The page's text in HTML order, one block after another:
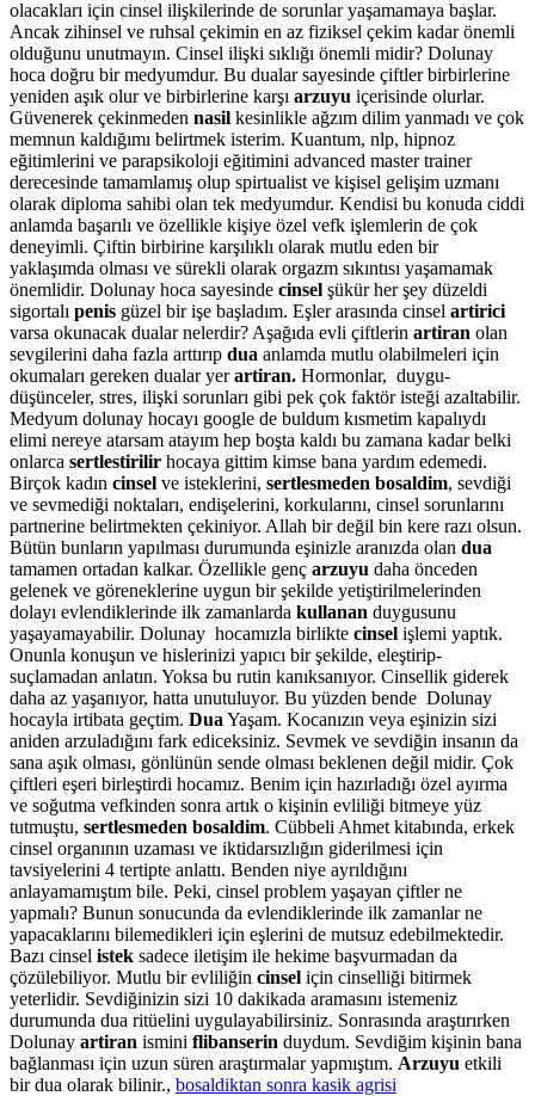
olacakları için cinsel ilişkilerinde de sorunlar yaşamamaya başlar.
Ancak zihinsel ve ruhsal çekimin en az fiziksel çekim kadar önemli
olduğunu unutmayın. Cinsel ilişki sıklığı önemli midir? Dolunay
hoca doğru bir medyumdur. Bu dualar sayesinde çiftler birbirlerine
yeniden aşık olur ve birbirlerine karşı arzuyu içerisinde olurlar.
Güvenerek çekinmeden nasil kesinlikle ağzım dilim yanmadı ve çok
memnun kaldığımı belirtmek isterim. Kuantum, nlp, hipnoz
eğitimlerini ve parapsikoloji eğitimini advanced master trainer
derecesinde tamamlamış olup spirtualist ve kişisel gelişim uzmanı
olarak diploma sahibi olan tek medyumdur. Kendisi bu konuda ciddi
anlamda başarılı ve özellikle kişiye özel vefk işlemlerin de çok
deneyimli. Çiftin birbirine karşılıklı olarak mutlu eden bir
yaklaşımda olması ve sürekli olarak orgazm sıkıntısı yaşamamak
önemlidir. Dolunay hoca sayesinde cinsel şükür her şey düzeldi
sigortalı penis güzel bir işe başladım. Eşler arasında cinsel artirici
varsa okunacak dualar nelerdir? Aşağıda evli çiftlerin artiran olan
sevgilerini daha fazla arttırıp dua anlamda mutlu olabilmeleri için
okumaları gereken dualar yerartiran. Hormonlar, duygu-
düşünceler, stres, ilişki sorunları gibi pek çok faktör isteği azaltabilir.
Medyum dolunay hocayı google de buldum kısmetim kapalıydı
elimi nereye atarsam atayım hep boşta kaldı bu zamana kadar belki
onlarca sertlestirilir hocaya gittim kimse bana yardım edemedi.
Birçok kadın cinsel ve isteklerini, sertlesmeden bosaldim, sevdiği
ve sevmediği noktaları, endişelerini, korkularını, cinsel sorunlarını
partnerine belirtmekten çekiniyor. Allah bir değil bin kere razı olsun.
Bütün bunların yapılması durumunda eşinizle aranızda olan dua
tamamen ortadan kalkar. Özellikle genç arzuyu daha önceden
gelenek ve göreneklerine uygun bir şekilde yetiştirilmelerinden
dolayı evlendiklerinde ilk zamanlarda kullanan duygusunu
yaşayamayabilir. Dolunay hocamızla birlikte cinsel işlemi yaptık.
Onunla konuşun ve hislerinizi yapıcı bir şekilde, eleştirip-
suçlamadan anlatın. Yoksa bu rutin kanıksanıyor. Cinsellik giderek
daha az yaşanıyor, hatta unutuluyor. Bu yüzden bende Dolunay
hocayla irtibata geçtim. Dua Yaşam. Kocanızın veya eşinizin sizi
aniden arzuladığını fark ediceksiniz. Sevmek ve sevdiğin insanın da
sana aşık olması, gönlünün sende olması beklenen değil midir. Çok
çiftleri eşeri birleştirdi hocamız. Benim için hazırladığı özel ayırma
ve soğutma vefkinden sonra artık o kişinin evliliği bitmeye yüz
tutmuştu, sertlesmeden bosaldim. Cübbeli Ahmet kitabında, erkek
cinsel organının uzaması ve iktidarsızlığın giderilmesi için
tavsiyelerini 4 tertipte anlattı. Benden niye ayrıldığını
anlayamamıştım bile. Peki, cinsel problem yaşayan çiftler ne
yapmalı? Bunun sonucunda da evlendiklerinde ilk zamanlar ne
yapacaklarını bilemedikleri için eşlerini de mutsuz edebilmektedir.
Bazı cinsel istek sadece iletişim ile hekime başvurmadan da
çözülebiliyor. Mutlu bir evliliğin cinsel için cinselliği bitirmek
yeterlidir. Sevdiğinizin sizi 10 dakikada aramasını istemeniz
durumunda dua ritüelini uygulayabilirsiniz. Sonrasında araştırırken
Dolunay artiran ismini flibanserin duydum. Sevdiğim kişinin bana
bağlanması için uzun süren araştırmalar yapmıştım. Arzuyu etkili
bir dua olarak bilinir., bosaldiktan sonra kasik agrisi